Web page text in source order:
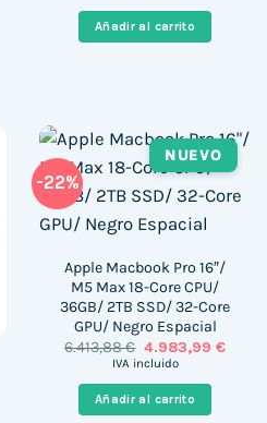
era:
248,28 €.
Añadir al carrito
-22%
NUEVO
Apple Macbook Pro 16″/
M5 Max 18-Core CPU/
36GB/ 2TB SSD/ 32-Core
GPU/ Negro Espacial
6.413,88€ El
precio
era:
6.413,88 €.
4.983,99 €El
IVA incluido
Añadir al carrito